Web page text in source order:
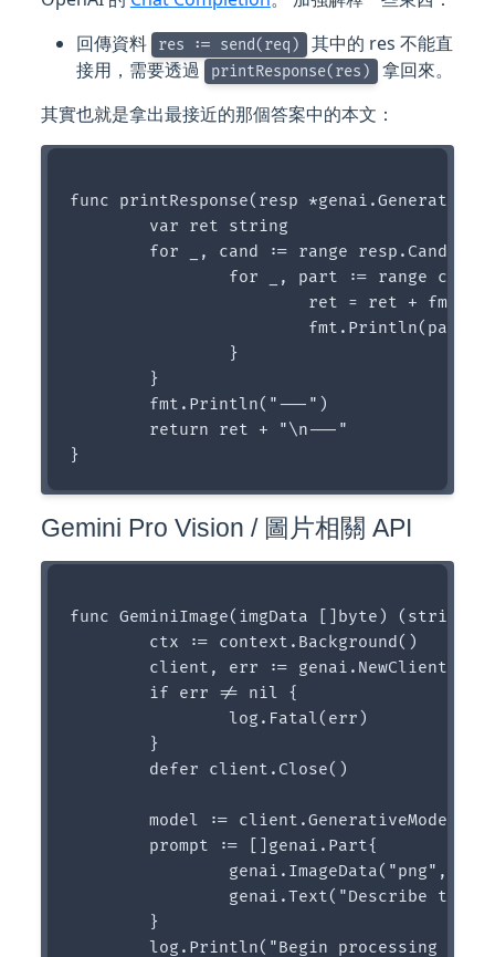
回傳資料
res := send(req) 其中的 res 不能直
接用，需要透過
printResponse(res) 拿回來。
其實也就是拿出最接近的那個答案中的本文：
func printResponse(resp
Gemini Pro Vision / 圖片相關 API
func GeminiImage(imgData []byte)
	model := client.GenerativeModel("gemini-pro-vision")